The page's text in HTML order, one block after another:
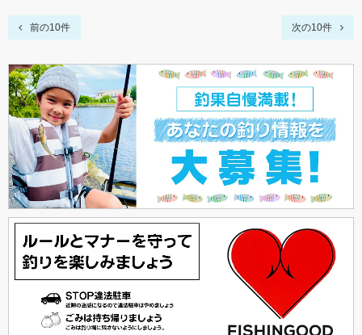
前の10件 次の10件